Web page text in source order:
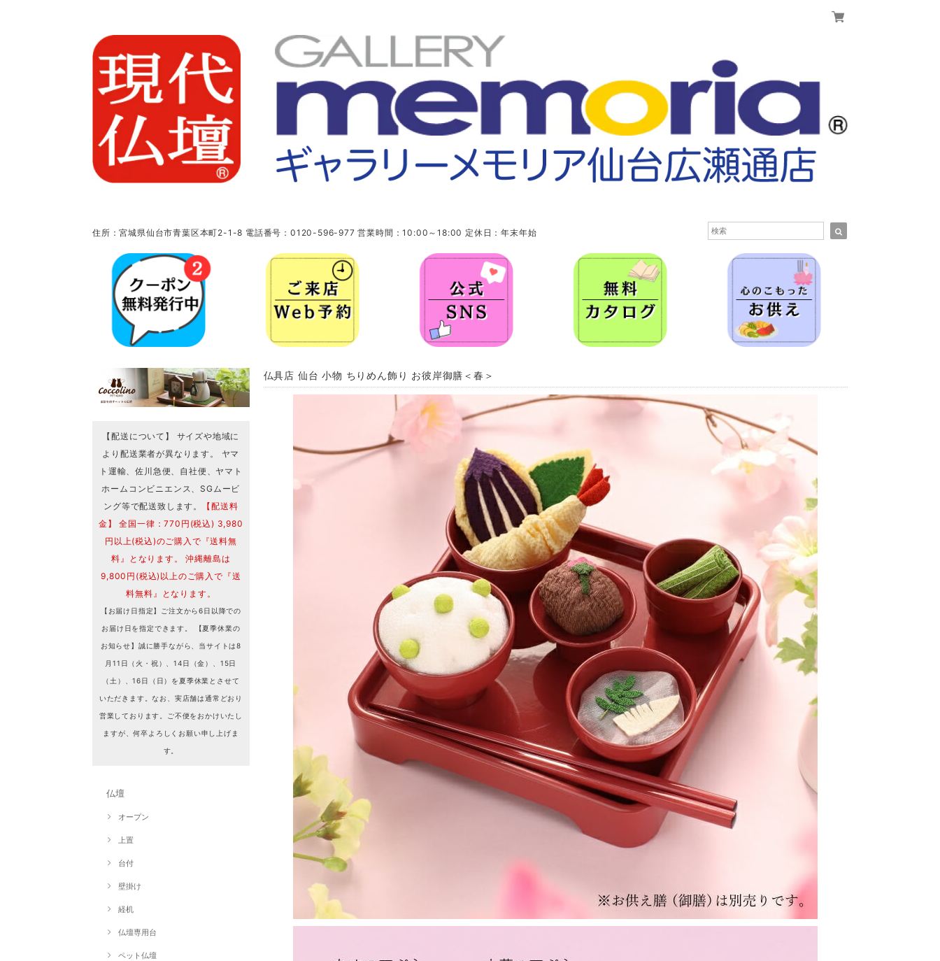
住所：宮城県仙台市青葉区本町2-1-8 電話番号：0120-596-977 営業時間：10:00～18:00 定休日：年末年始
【配送について】 サイズや地域に
より配送業者が異なります。 ヤマ
ト運輸、佐川急便、自社便、ヤマト
ホームコンビニエンス、SGムービ
ング等で配送致します。
【配送料
金】 全国一律：770円(税込) 3,980
円以上(税込)のご購入で『送料無
料』となります。 沖縄離島は
9,800円(税込)以上のご購入で『送
料無料』となります。
【お届け日指定】ご注文から6日以降での
お届け日を指定できます。 【夏季休業の
お知らせ】誠に勝手ながら、当サイトは8
月11日（火・祝）、14日（金）、15日
（土）、16日（日）を夏季休業とさせて
いただきます。なお、実店舗は通常どおり
営業しております。ご不便をおかけいたし
ますが、何卒よろしくお願い申し上げま
す。
仏壇
オープン
上置
台付
壁掛け
経机
仏壇専用台
ペット仏壇
仏具店 仙台 小物 ちりめん飾り お彼岸御膳＜春＞